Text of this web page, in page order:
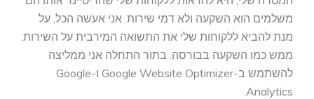
משלמים הוא השקעה ולא דמי שירות. אני אעשה הכל, על
מנת להביא ללקוחות שלי את התשואה המירבית על השירות.
ממש כמו השקעה בבורסה. בתור התחלה אני ממליצה
להשתמש ב-Google Website Optimizer ו-Google
Analytics.